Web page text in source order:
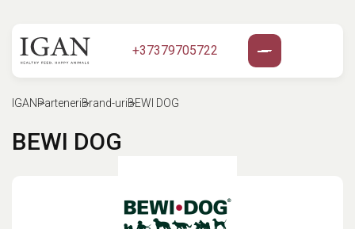
+37379705722
IGANParteneriBrand-uriBEWI DOG
BEWI DOG